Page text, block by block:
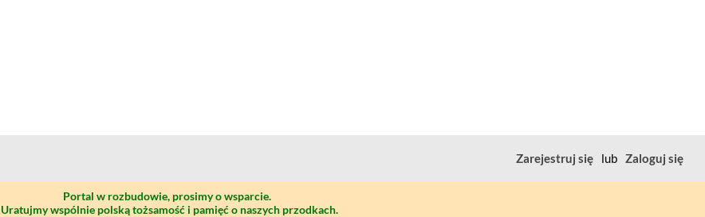
Zarejestruj się lub Zaloguj się
Portal w rozbudowie, prosimy o wsparcie.
Uratujmy wspólnie polską tożsamość i pamięć o naszych przodkach.